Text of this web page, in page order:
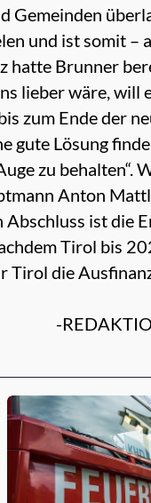
Gemeinden
und ist somit –
hatte Brunner
lieber wäre, will
zum Ende der
gute Lösung
zu behalten“.
Anton
Abschluss ist die
Tirol bis
Tirol die
-